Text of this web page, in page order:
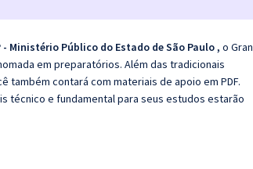
- Ministério Público do Estado de São Paulo, o Gran
em preparatórios. Além das tradicionais
também contará com materiais de apoio em PDF.
técnico e fundamental para seus estudos estarão